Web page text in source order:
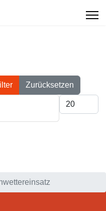
Zurücksetzen
Anzeige #